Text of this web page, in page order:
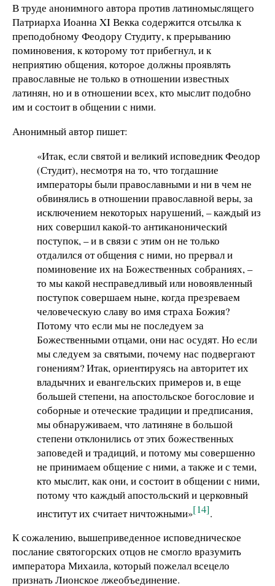
В труде анонимного автора против латиномыслящего
Патриарха Иоанна XI Векка содержится отсылка к
преподобному Феодору Студиту, к прерыванию
поминовения, к которому тот прибегнул, и к
неприятию общения, которое должны проявлять
православные не только в отношении известных
латинян, но и в отношении всех, кто мыслит подобно
им и состоит в общении с ними.
Анонимный автор пишет:
«Итак, если святой и великий исповедник Феодор
(Студит), несмотря на то, что тогдашние
императоры были православными и ни в чем не
обвинялись в отношении православной веры, за
исключением некоторых нарушений, – каждый из
них совершил какой-то антиканонический
поступок, – и в связи с этим он не только
отдалился от общения с ними, но прервал и
поминовение их на Божественных собраниях, –
то мы какой несправедливый или новоявленный
поступок совершаем ныне, когда презреваем
человеческую славу во имя страха Божия?
Потому что если мы не последуем за
Божественными отцами, они нас осудят. Но если
мы следуем за святыми, почему нас подвергают
гонениям? Итак, ориентируясь на авторитет их
владычних и евангельских примеров и, в еще
большей степени, на апостольское богословие и
соборные и отеческие традиции и предписания,
мы обнаруживаем, что латиняне в большой
степени отклонились от этих божественных
заповедей и традиций, и потому мы совершенно
не принимаем общение с ними, а также и с теми,
кто мыслит, как они, и состоит в общении с ними,
потому что каждый апостольский и церковный
институт их считает ничтожными»[14].
К сожалению, вышеприведенное исповедническое
послание святогорских отцов не смогло вразумить
императора Михаила, который пожелал всецело
признать Лионское лжеобъединение.